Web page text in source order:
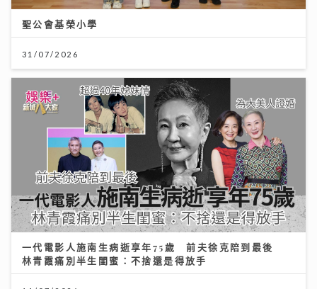
聖公會基榮小學
31/07/2026
一代電影人施南生病逝享年75歲 前夫徐克陪到最後
林青霞痛別半生閨蜜：不捨還是得放手